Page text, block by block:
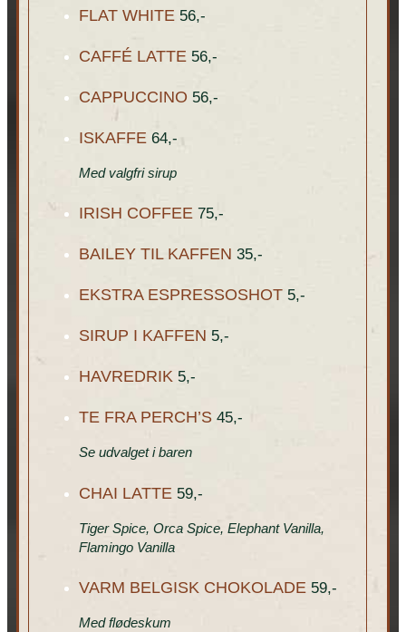
FLAT WHITE 56,-
CAFFÉ LATTE 56,-
CAPPUCCINO 56,-
ISKAFFE 64,-
Med valgfri sirup
IRISH COFFEE 75,-
BAILEY TIL KAFFEN 35,-
EKSTRA ESPRESSOSHOT 5,-
SIRUP I KAFFEN 5,-
HAVREDRIK 5,-
TE FRA PERCH’S 45,-
Se udvalget i baren
CHAI LATTE 59,-
Tiger Spice, Orca Spice, Elephant Vanilla,
Flamingo Vanilla
VARM BELGISK CHOKOLADE 59,-
Med flødeskum